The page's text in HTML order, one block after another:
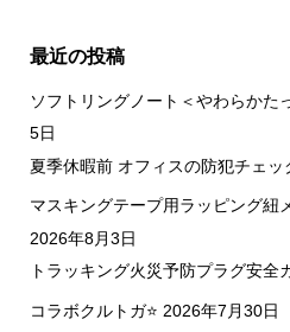
最近の投稿
ソフトリングノート＜やわらかた
5日
夏季休暇前 オフィスの防犯チェッ
マスキングテープ用ラッピング紐
2026年8月3日
トラッキング火災予防プラグ安全
コラボクルトガ⭐ 2026年7月30日